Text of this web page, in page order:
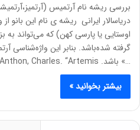
بررسی ریشه نام آرتمیس
دریاسالار ایرانی ریشه ی نام این بانو از
اوستایی یا پارسی کهن) که می‌تواند
گرفته شده‌باشد. بنابر این واژه‌شناسی
…» باشد. Anthon, ‎Charles. “Artemis”.…
بیشتر بخوانید »